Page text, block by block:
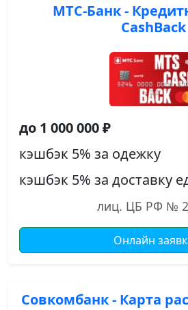
МТС-Банк -
CashBack
до 1 000 000 ₽
кэшбэк 5% за одежку
кэшбэк 5% за доставку
лиц. ЦБ РФ №
Онлайн
Совкомбанк - Карта